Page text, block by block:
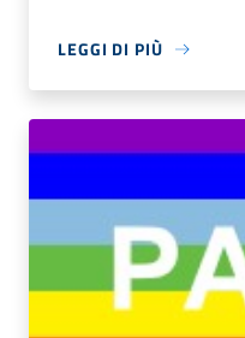
LEGGI DI PIÙ